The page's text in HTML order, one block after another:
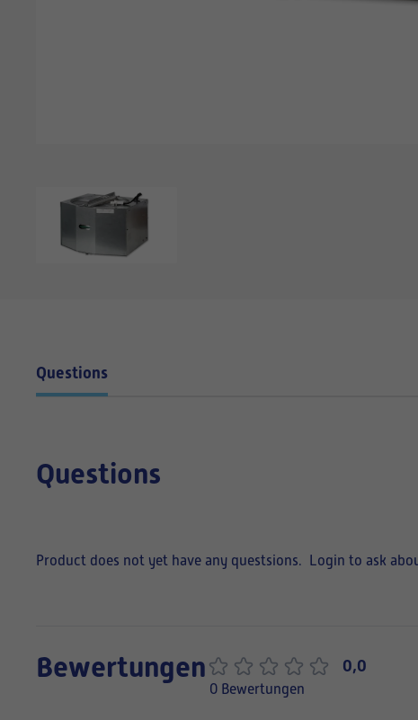
Questions
Questions
Product does not yet have any questsions. Login to ask
Bewertungen 0,0
0 Bewertungen